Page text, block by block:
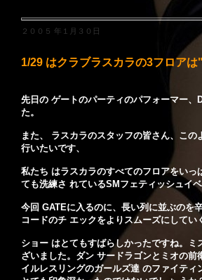
２００５ 年１月３０日
1/29 はクラブラスカラの3フロア
先日の ゲートのパーティのパフォーマー
た。
また、 ラスカラのスタッフの皆さん、こ
行いたいです、
私たち はラスカラのすべてのフロアをい
ても洗練さ れているSMフェティッシュイ
今回 GATEに入るのに、長い列に並ぶのを
コードのチ エックをよりスムーズにしてい
ショー はとてもすばらしかったですね。
ざいました。ダン サードラゴンとミオの
イルレスリングのガールズ達 のファイテ